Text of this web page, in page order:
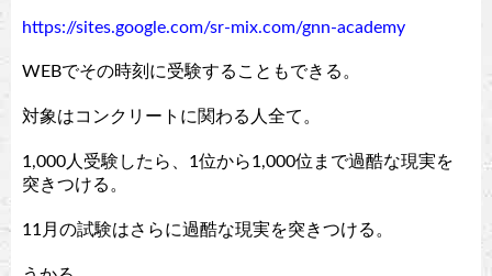
https://sites.google.com/sr-mix.com/gnn-academy
WEBでその時刻に受験することもできる。
対象はコンクリートに関わる人全て。
1,000人受験したら、1位から1,000位まで過酷な現実を
突きつける。
11月の試験はさらに過酷な現実を突きつける。